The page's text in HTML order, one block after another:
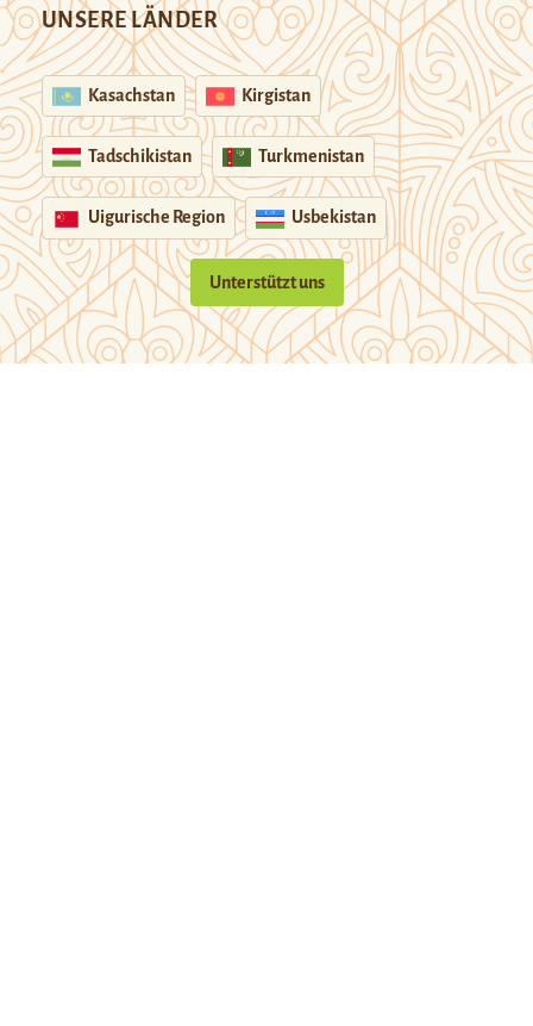
UNSERE LÄNDER
Kasachstan Kirgistan
Tadschikistan Turkmenistan
Uigurische Region Usbekistan
Unterstützt uns